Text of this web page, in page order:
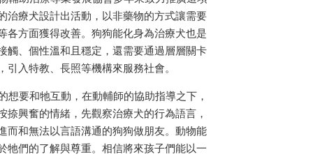
治療犬設計出活動，以非藥物的方式讓需要
各方面獲得改善。狗狗能化身為治療犬也是
觸、個性溫和且穩定，還需要通過層層關卡
入特教、長照等機構來服務社會。
要和牠互動，在動輔師的協助指導之下，
興奮的情緒，先觀察治療犬的行為語言，
而和無法以言語溝通的狗狗做朋友。動物能
牠們的了解與尊重。相信將來孩子們能以一